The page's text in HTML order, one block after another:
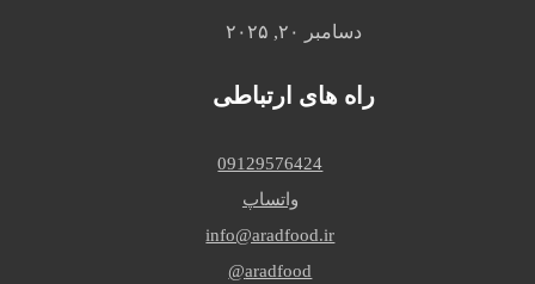
دسامبر ۲۰, ۲۰۲۵
راه های ارتباطی
09129576424
واتساپ
info@aradfood.ir
aradfood@